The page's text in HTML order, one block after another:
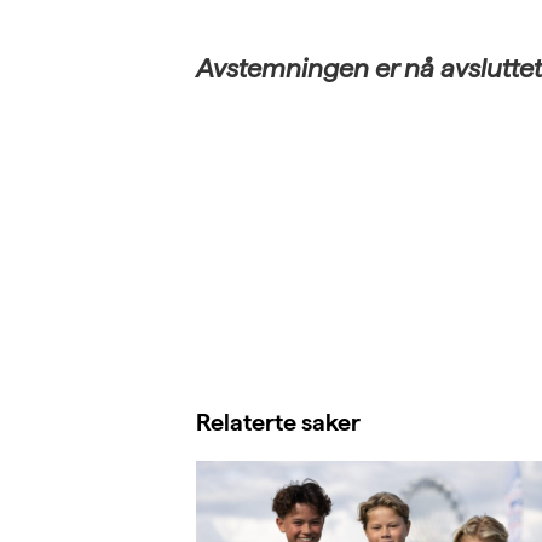
Avstemningen er nå
Relaterte saker